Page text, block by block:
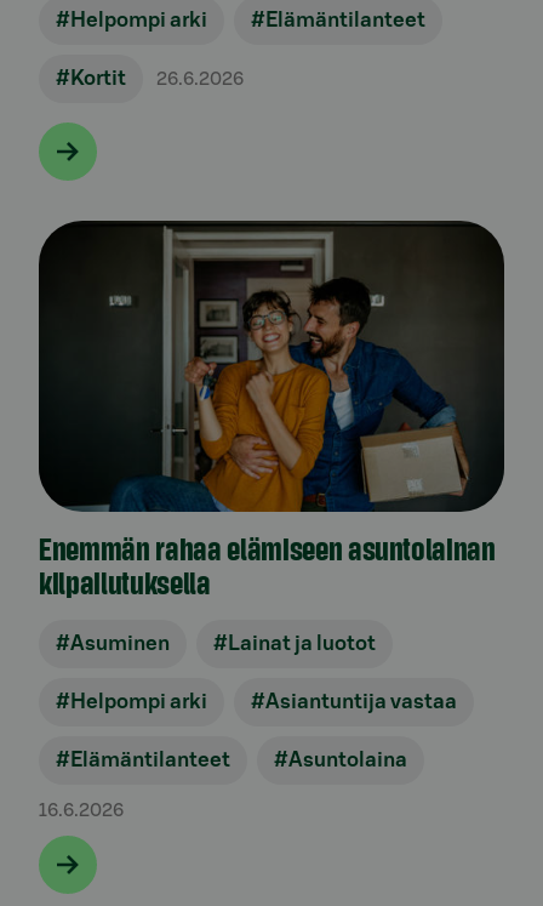
#Helpompi arki #Elämäntilanteet
#Kortit 26.6.2026
Enemmän rahaa elämiseen asuntolainan
kilpailutuksella
#Asuminen #Lainat ja luotot
#Helpompi arki #Asiantuntija vastaa
#Elämäntilanteet #Asuntolaina
16.6.2026